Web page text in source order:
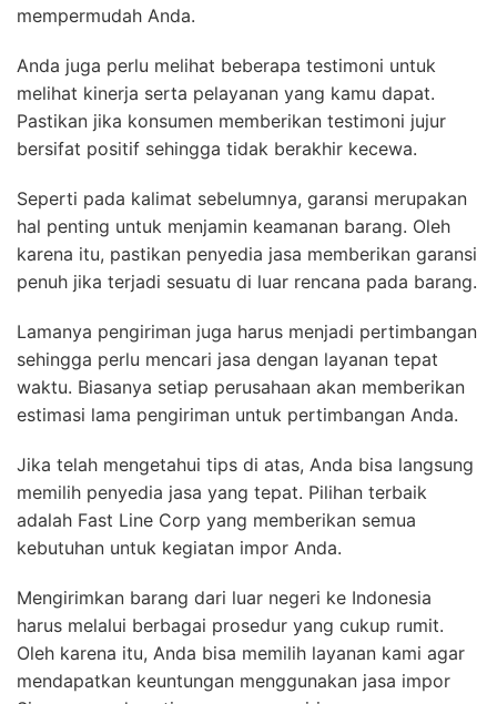
mempermudah Anda.
Anda juga perlu melihat beberapa testimoni untuk
melihat kinerja serta pelayanan yang kamu dapat.
Pastikan jika konsumen memberikan testimoni jujur
bersifat positif sehingga tidak berakhir kecewa.
Seperti pada kalimat sebelumnya, garansi merupakan
hal penting untuk menjamin keamanan barang. Oleh
karena itu, pastikan penyedia jasa memberikan garansi
penuh jika terjadi sesuatu di luar rencana pada barang.
Lamanya pengiriman juga harus menjadi pertimbangan
sehingga perlu mencari jasa dengan layanan tepat
waktu. Biasanya setiap perusahaan akan memberikan
estimasi lama pengiriman untuk pertimbangan Anda.
Jika telah mengetahui tips di atas, Anda bisa langsung
memilih penyedia jasa yang tepat. Pilihan terbaik
adalah Fast Line Corp yang memberikan semua
kebutuhan untuk kegiatan impor Anda.
Mengirimkan barang dari luar negeri ke Indonesia
harus melalui berbagai prosedur yang cukup rumit.
Oleh karena itu, Anda bisa memilih layanan kami agar
mendapatkan keuntungan menggunakan jasa impor